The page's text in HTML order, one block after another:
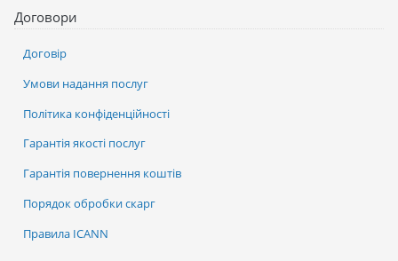
Договори
Договір
Умови надання послуг
Політика конфіденційності
Гарантія якості послуг
Гарантія повернення коштів
Порядок обробки скарг
Правила ICANN